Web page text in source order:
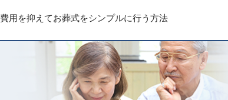
費用を抑えてお葬式をシンプルに行う方法